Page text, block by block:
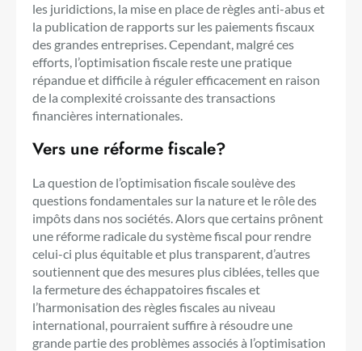
les juridictions, la mise en place de règles anti-abus et
la publication de rapports sur les paiements fiscaux
des grandes entreprises. Cependant, malgré ces
efforts, l’optimisation fiscale reste une pratique
répandue et difficile à réguler efficacement en raison
de la complexité croissante des transactions
financières internationales.
Vers une réforme fiscale?
La question de l’optimisation fiscale soulève des
questions fondamentales sur la nature et le rôle des
impôts dans nos sociétés. Alors que certains prônent
une réforme radicale du système fiscal pour rendre
celui-ci plus équitable et plus transparent, d’autres
soutiennent que des mesures plus ciblées, telles que
la fermeture des échappatoires fiscales et
l’harmonisation des règles fiscales au niveau
international, pourraient suffire à résoudre une
grande partie des problèmes associés à l’optimisation